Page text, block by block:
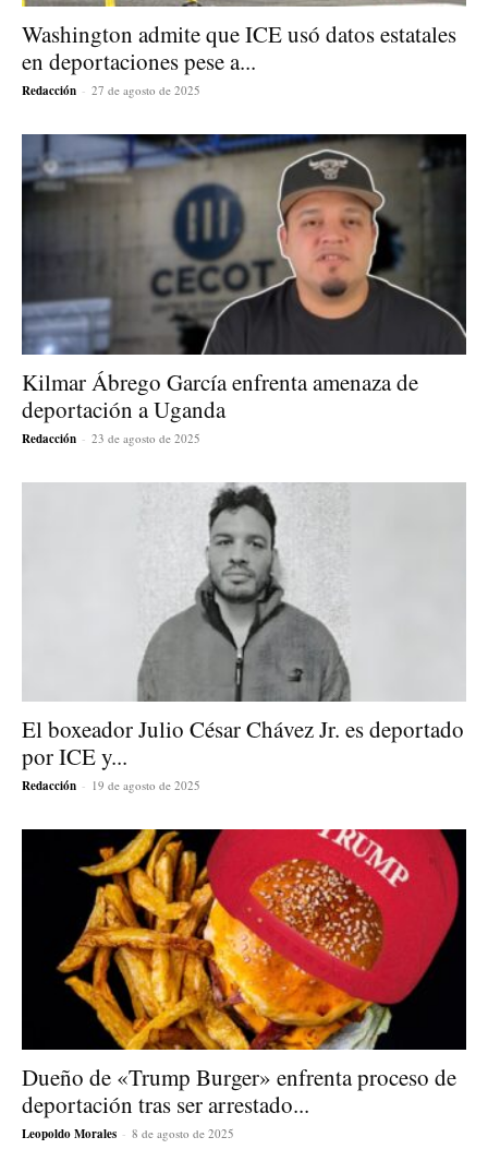
Washington admite que ICE usó datos estatales
en deportaciones pese a...
Redacción - 27 de agosto de 2025
Kilmar Ábrego García enfrenta amenaza de
deportación a Uganda
Redacción - 23 de agosto de 2025
El boxeador Julio César Chávez Jr. es deportado
por ICE y...
Redacción - 19 de agosto de 2025
Dueño de «Trump Burger» enfrenta proceso de
deportación tras ser arrestado...
Leopoldo Morales - 8 de agosto de 2025